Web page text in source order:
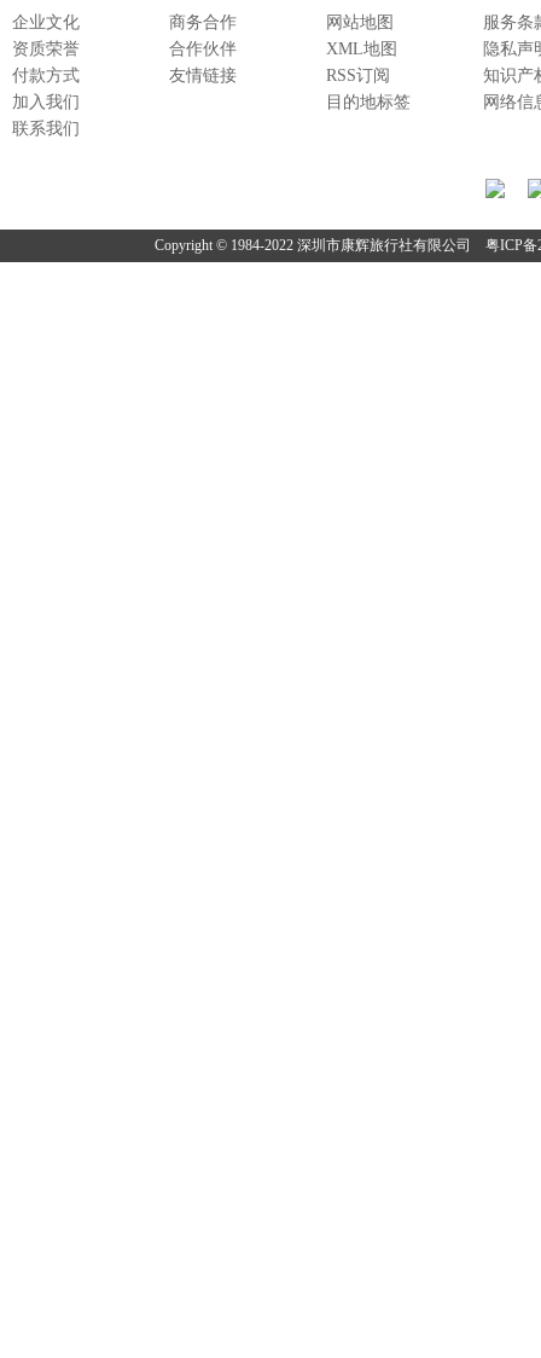
企业文化
资质荣誉
付款方式
加入我们
联系我们
商务合作
合作伙伴
友情链接
网站地图
XML地图
RSS订阅
目的地标签
服务条
隐私声
知识产
网络信
Copyright © 1984-2022 深圳市康辉旅行社有限公司粤ICP备